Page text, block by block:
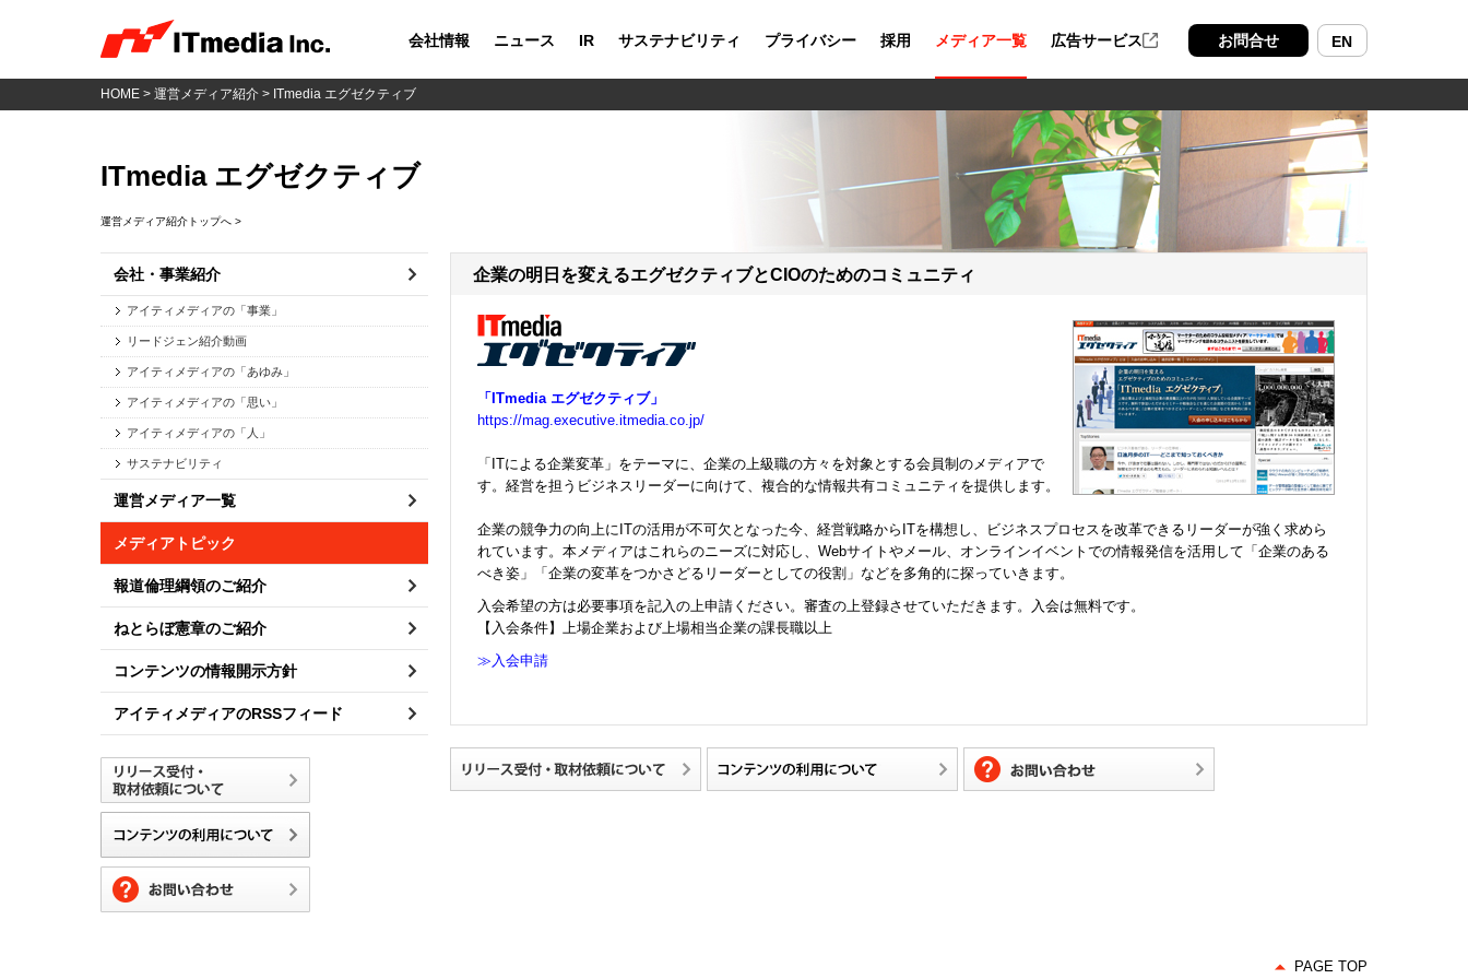
会社情報 ニュース IR サステナビリティ プライバシー 採用 メディア一覧 広告サービス お問合せ EN
HOME > 運営メディア紹介 > ITmedia エグゼクティブ
ITmedia エグゼクティブ
運営メディア紹介トップへ >
企業の明日を変えるエグゼクティブとCIOのためのコミュニティ
「ITmedia エグゼクティブ」
https://mag.executive.itmedia.co.jp/
「ITによる企業変革」をテーマに、企業の上級職の方々を対象とする会員制のメディアで
す。経営を担うビジネスリーダーに向けて、複合的な情報共有コミュニティを提供します。
企業の競争力の向上にITの活用が不可欠となった今、経営戦略からITを構想し、ビジネスプロセスを改革できるリーダーが強く求めら
れています。本メディアはこれらのニーズに対応し、Webサイトやメール、オンラインイベントでの情報発信を活用して「企業のある
べき姿」「企業の変革をつかさどるリーダーとしての役割」などを多角的に探っていきます。
入会希望の方は必要事項を記入の上申請ください。審査の上登録させていただきます。入会は無料です。
【入会条件】上場企業および上場相当企業の課長職以上
≫入会申請
会社・事業紹介
アイティメディアの「事業」
リードジェン紹介動画
アイティメディアの「あゆみ」
アイティメディアの「思い」
アイティメディアの「人」
サステナビリティ
運営メディア一覧
メディアトピック
報道倫理綱領のご紹介
ねとらぼ憲章のご紹介
コンテンツの情報開示方針
アイティメディアのRSSフィード
PAGE TOP